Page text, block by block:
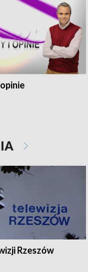
Rzeszów